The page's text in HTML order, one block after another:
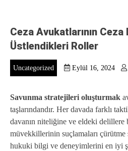
Ceza Avukatlarının Ceza
Üstlendikleri Roller
Uncategorized Eylül 16, 2024
Savunma stratejileri oluşturmak
taşlarındandır. Her davada farklı
davanın niteliğine ve eldeki delillere
müvekkillerinin suçlamaları çürütme
hukuki bilgi ve deneyimlerini en iyi